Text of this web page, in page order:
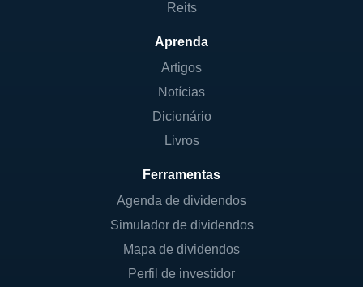
Reits
Aprenda
Artigos
Notícias
Dicionário
Livros
Ferramentas
Agenda de dividendos
Simulador de dividendos
Mapa de dividendos
Perfil de investidor